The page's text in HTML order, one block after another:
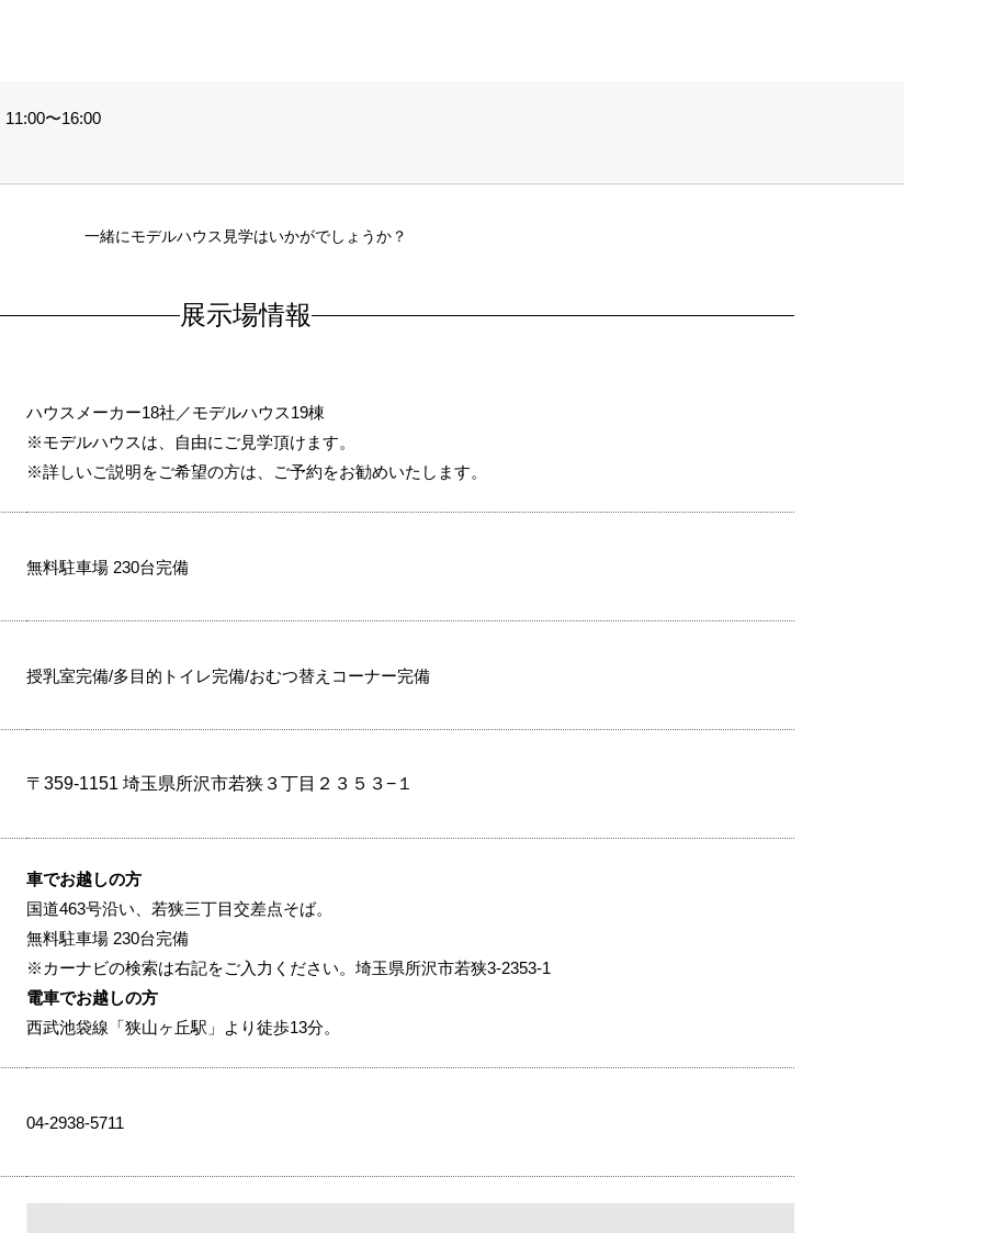
〜16:00
一緒にモデルハウス見学はいかがでしょうか？
展示場情報
ハウスメーカー18社／モデルハウス19棟
※モデルハウスは、自由にご見学頂けます。
※詳しいご説明をご希望の方は、ご予約をお勧めいたします。
無料駐車場 230台完備
授乳室完備/多目的トイレ完備/おむつ替えコーナー完備
〒359-1151 埼玉県所沢市若狭３丁目２３５３−１
車でお越しの方
国道463号沿い、若狭三丁目交差点そば。
無料駐車場 230台完備
※カーナビの検索は右記をご入力ください。埼玉県所沢市若狭3-2353-1
電車でお越しの方
西武池袋線「狭山ヶ丘駅」より徒歩13分。
04-2938-5711